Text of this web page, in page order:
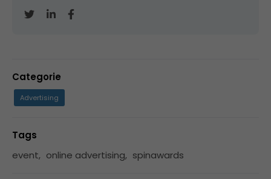
Categorie
Advertising
Tags
event, online advertising, spinawards